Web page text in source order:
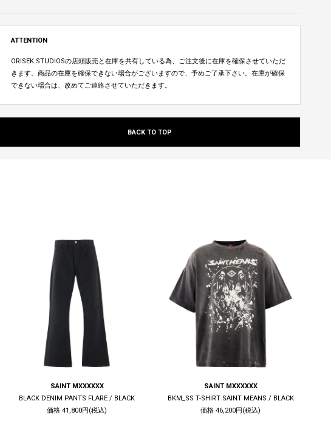
ATTENTION
ORISEK.STUDIOSの店頭販売と在庫を共有している為、ご注文後に在庫を確保させていただ
きます。商品の在庫を確保できない場合がございますので、予めご了承下さい。在庫が確保
できない場合は、改めてご連絡させていただきます。
BACK TO TOP
SAINT MXXXXXX
BLACK DENIM PANTS FLARE / BLACK
価格 41,800円(税込)
SAINT MXXXXXX
BKM_SS T-SHIRT SAINT MEANS / BLACK
価格 46,200円(税込)